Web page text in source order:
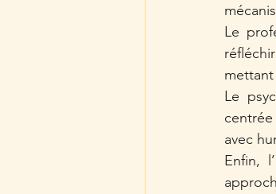
Le
Le
centrée
avec
Enfin,